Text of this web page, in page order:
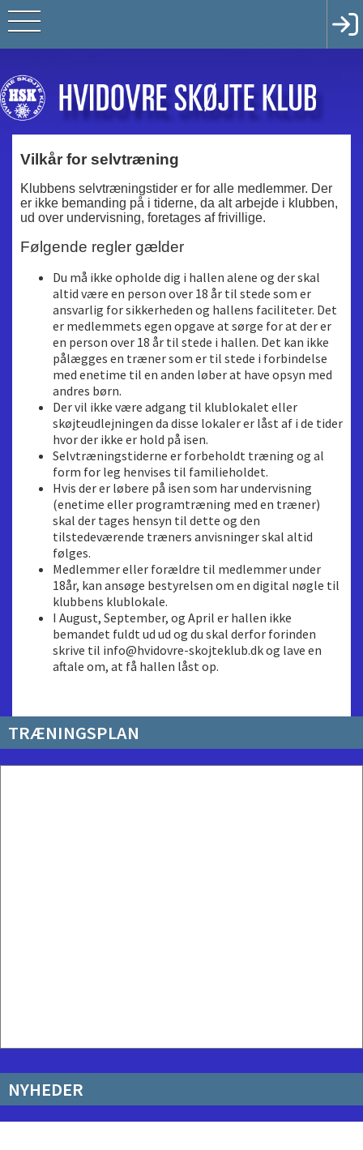
Vilkår for selvtræning
Klubbens selvtræningstider er for alle medlemmer. Der
er ikke bemanding på i tiderne, da alt arbejde i klubben,
ud over undervisning, foretages af frivillige.
Følgende regler gælder
Du må ikke opholde dig i hallen alene og der skal
altid være en person over 18 år til stede som er
ansvarlig for sikkerheden og hallens faciliteter. Det
er medlemmets egen opgave at sørge for at der er
en person over 18 år til stede i hallen. Det kan ikke
pålægges en træner som er til stede i forbindelse
med enetime til en anden løber at have opsyn med
andres børn.
Der vil ikke være adgang til klublokalet eller
skøjteudlejningen da disse lokaler er låst af i de tider
hvor der ikke er hold på isen.
Selvtræningstiderne er forbeholdt træning og al
form for leg henvises til familieholdet.
Hvis der er løbere på isen som har undervisning
(enetime eller programtræning med en træner)
skal der tages hensyn til dette og den
tilstedeværende træners anvisninger skal altid
følges.
Medlemmer eller forældre til medlemmer under
18år, kan ansøge bestyrelsen om en digital nøgle til
klubbens klublokale.
I August, September, og April er hallen ikke
bemandet fuldt ud ud og du skal derfor forinden
skrive til info@hvidovre-skojteklub.dk og lave en
aftale om, at få hallen låst op.
TRÆNINGSPLAN
NYHEDER